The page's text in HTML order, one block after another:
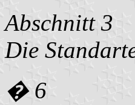
Abschnitt 3
Die
� 6